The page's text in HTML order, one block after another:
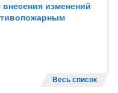
изменений
Весь список